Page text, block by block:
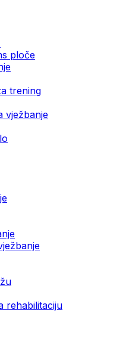
ploče
trening
vježbanje
rehabilitaciju